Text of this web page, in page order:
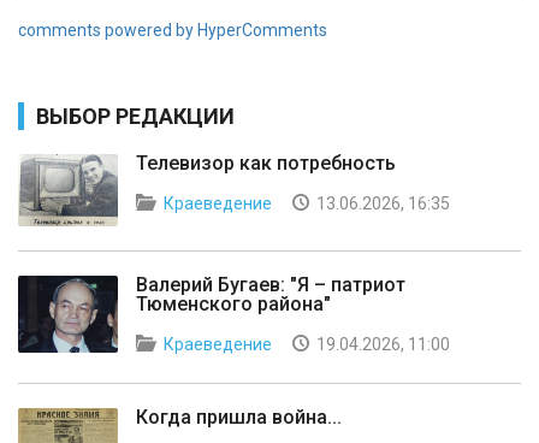
comments powered by HyperComments
ВЫБОР РЕДАКЦИИ
Телевизор как потребность
Краеведение 13.06.2026, 16:35
Валерий Бугаев: "Я – патриот
Тюменского района"
Краеведение 19.04.2026, 11:00
Когда пришла война...